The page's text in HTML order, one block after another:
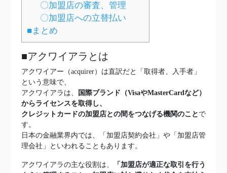
〇加盟店の審査、管理
〇加盟店への立替払い
■まとめ
■アクワイアラとは
アクワイアー（acquirer）は直訳だと「取得者、入手者」
という意味で、
アクワイアラは、
国際ブランド（VisaやMasterCardなど）
からライセンスを取得し、
クレジットカードの加盟店との間をつなげる機関のこと で
す。
日本の金融業界内では、「加盟店契約会社」や「加盟店管
理会社」といわれることもあります。
アクワイアラの主な役割は、
「加盟店が適正な取引を行う